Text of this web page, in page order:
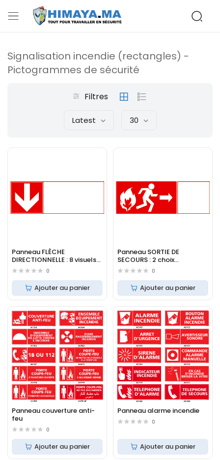
Signalisation incendie (rectangles) -
Pictogrammes de sécurité
Filtres
Latest 30
Panneau FLÈCHE
DIRECTIONNELLE : 8 visuels
disponibles
0
Ajouter au panier
Panneau SORTIE DE
SECOURS : 2 choix
disponibles
0
Ajouter au panier
Panneau couverture anti-
feu
0
Ajouter au panier
Panneau alarme incendie
0
Ajouter au panier